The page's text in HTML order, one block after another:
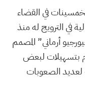
في القضاء
في الترويج له منذ
أرماني” المصمم
بتسهيلات لبعض
لعديد الصعوبات